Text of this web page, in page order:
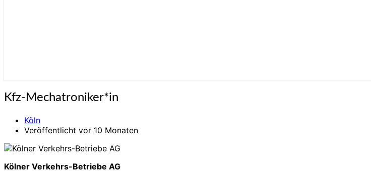
Kfz-
Kfz-Mechatroniker*in
Köln
Veröffentlicht vor 10 Monaten
Kölner Verkehrs-Betriebe AG